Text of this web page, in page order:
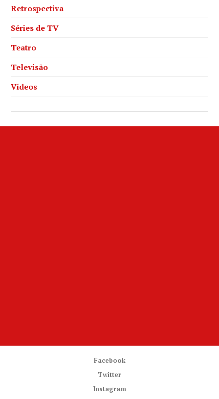
Retrospectiva
Séries de TV
Teatro
Televisão
Vídeos
Facebook
Twitter
Instagram